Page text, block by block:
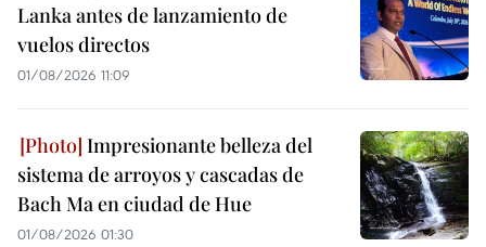
Lanka antes de lanzamiento de
vuelos directos
01/08/2026 11:09
Impresionante belleza del
sistema de arroyos y cascadas de
Bach Ma en ciudad de Hue
01/08/2026 01:30